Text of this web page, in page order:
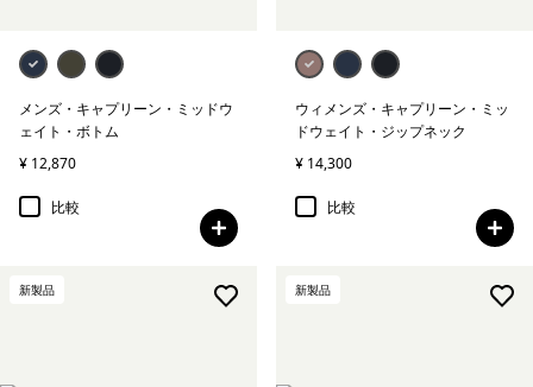
メンズ・キャプリーン・ミッドウ
ェイト・ボトム
¥ 12,870
比較
ウィメンズ・キャプリーン・ミッ
ドウェイト・ジップネック
¥ 14,300
比較
新製品 新製品